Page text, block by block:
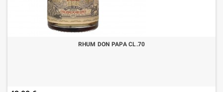
RHUM DON PAPA CL.70